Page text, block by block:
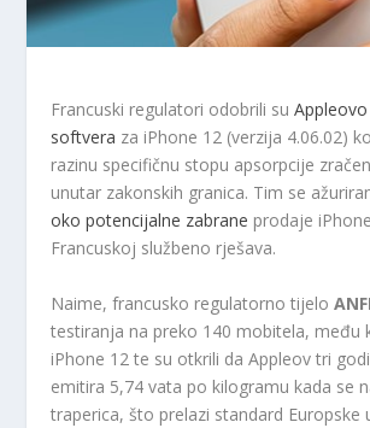
Francuski regulatori odobrili su
softvera za iPhone 12 (verzija 4.06.02)
razinu specifičnu stopu apsorpcije
unutar zakonskih granica. Tim se
oko potencijalne zabrane prodaje
Francuskoj službeno rješava.
Naime, francusko regulatorno tijelo
testiranja na preko 140 mobitela, među
iPhone 12 te su otkrili da Appleov tri
emitira 5,74 vata po kilogramu kada se
traperica, što prelazi standard Europske